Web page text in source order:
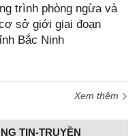
trình phòng ngừa và
sở giới giai đoạn
Bắc Ninh
Xem thêm
TIN-TRUYỀN